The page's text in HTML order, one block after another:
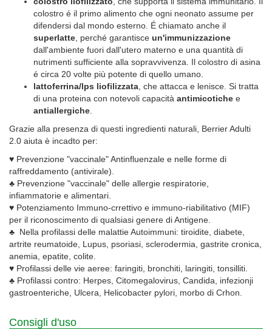
colostro é il primo alimento che ogni neonato assume per
difendersi dal mondo esterno. É chiamato anche il
superlatte , perché garantisce un'immunizzazione
dall'ambiente fuori dall'utero materno e una quantità di
nutrimenti sufficiente alla sopravvivenza. Il colostro di asina
é circa 20 volte più potente di quello umano.
lattoferrina/lps liofilizzata , che attacca e lenisce. Si tratta
di una proteina con notevoli capacità antimicotiche e
antiallergiche
Grazie alla presenza di questi ingredienti naturali, Berrier Adulti
2.0 aiuta è incadto per:
♥ Prevenzione "vaccinale" Antinfluenzale e nelle forme di
raffreddamento (antivirale).
♣ Prevenzione "vaccinale" delle allergie respiratorie,
infiammatorie e alimentari.
♥ Potenziamento Immuno-crrettivo e immuno-riabilitativo (MIF)
per il riconoscimento di qualsiasi genere di Antigene.
♣ Nella profilassi delle malattie Autoimmuni: tiroidite, diabete,
artrite reumatoide, Lupus, psoriasi, sclerodermia, gastrite cronica,
anemia, epatite, colite.
♥ Profilassi delle vie aeree: faringiti, bronchiti, laringiti, tonsilliti.
♣ Profilassi contro: Herpes, Citomegalovirus, Candida, infezionji
gastroenteriche, Ulcera, Helicobacter pylori, morbo di Crhon.
Consigli d'uso